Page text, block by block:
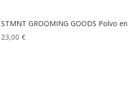
STMNT GROOMING GOODS Polvo
23,00€